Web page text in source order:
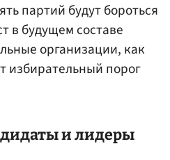
партий будут бороться
в будущем составе
организации, как
избирательный порог
и лидеры